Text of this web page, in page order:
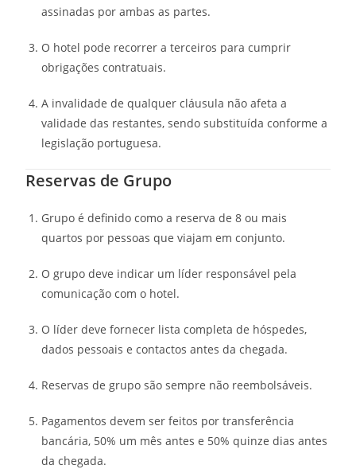
assinadas por ambas as partes.
O hotel pode recorrer a terceiros para cumprir
obrigações contratuais.
A invalidade de qualquer cláusula não afeta a
validade das restantes, sendo substituída conforme a
legislação portuguesa.
Reservas de Grupo
Grupo é definido como a reserva de 8 ou mais
quartos por pessoas que viajam em conjunto.
O grupo deve indicar um líder responsável pela
comunicação com o hotel.
O líder deve fornecer lista completa de hóspedes,
dados pessoais e contactos antes da chegada.
Reservas de grupo são sempre não reembolsáveis.
Pagamentos devem ser feitos por transferência
bancária, 50% um mês antes e 50% quinze dias antes
da chegada.